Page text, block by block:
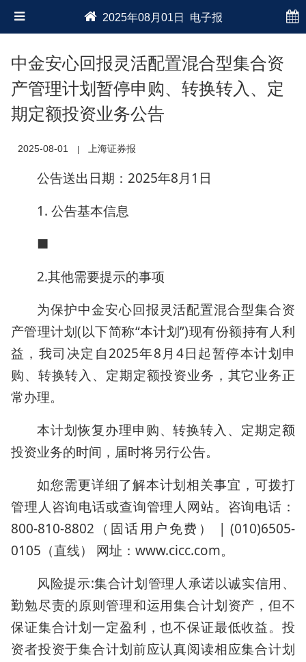
2025年08月01日 电子报
中金安心回报灵活配置混合型集合资
产管理计划暂停申购、转换转入、定
期定额投资业务公告
2025-08-01 上海证券报
公告送出日期：2025年8月1日
1. 公告基本信息
■
2.其他需要提示的事项
为保护中金安心回报灵活配置混合型集合资
产管理计划(以下简称“本计划”)现有份额持有人利
益，我司决定自2025年8月4日起暂停本计划申
购、转换转入、定期定额投资业务，其它业务正
常办理。
本计划恢复办理申购、转换转入、定期定额
投资业务的时间，届时将另行公告。
如您需更详细了解本计划相关事宜，可拨打
管理人咨询电话或查询管理人网站。咨询电话：
800-810-8802（固话用户免费） | (010)6505-
0105（直线） 网址：www.cicc.com。
风险提示:集合计划管理人承诺以诚实信用、
勤勉尽责的原则管理和运用集合计划资产，但不
保证集合计划一定盈利，也不保证最低收益。投
资者投资于集合计划前应认真阅读相应集合计划